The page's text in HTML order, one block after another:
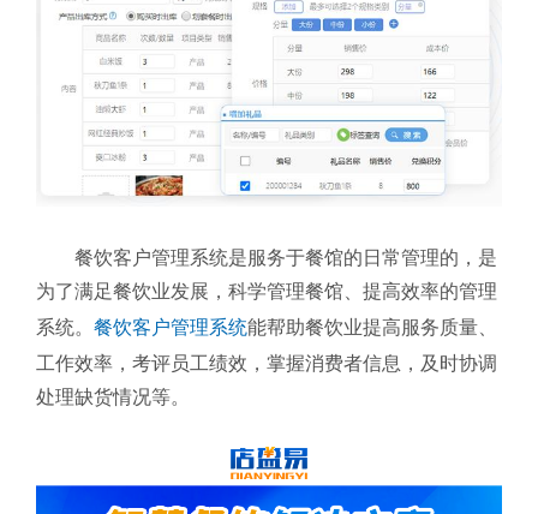
餐饮客户管理系统是服务于餐馆的日常管理的，是
为了满足餐饮业发展，科学管理餐馆、提高效率的管理
系统。 餐饮客户管理系统能帮助餐饮业提高服务质量、
工作效率，考评员工绩效，掌握消费者信息，及时协调
处理缺货情况等。